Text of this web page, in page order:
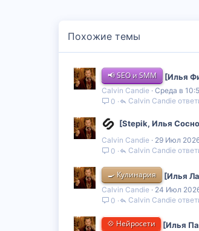
Похожие темы
📢 SEO и SMM [Илья
Calvin Candie Среда в
0
Calvin Candie
[Stepik, Илья
Calvin Candie 29 Июл
0
Calvin Candie
🍳 Кулинария [Илья
Calvin Candie 24 Июл
0
Calvin Candie
💠 Нейросети [Илья